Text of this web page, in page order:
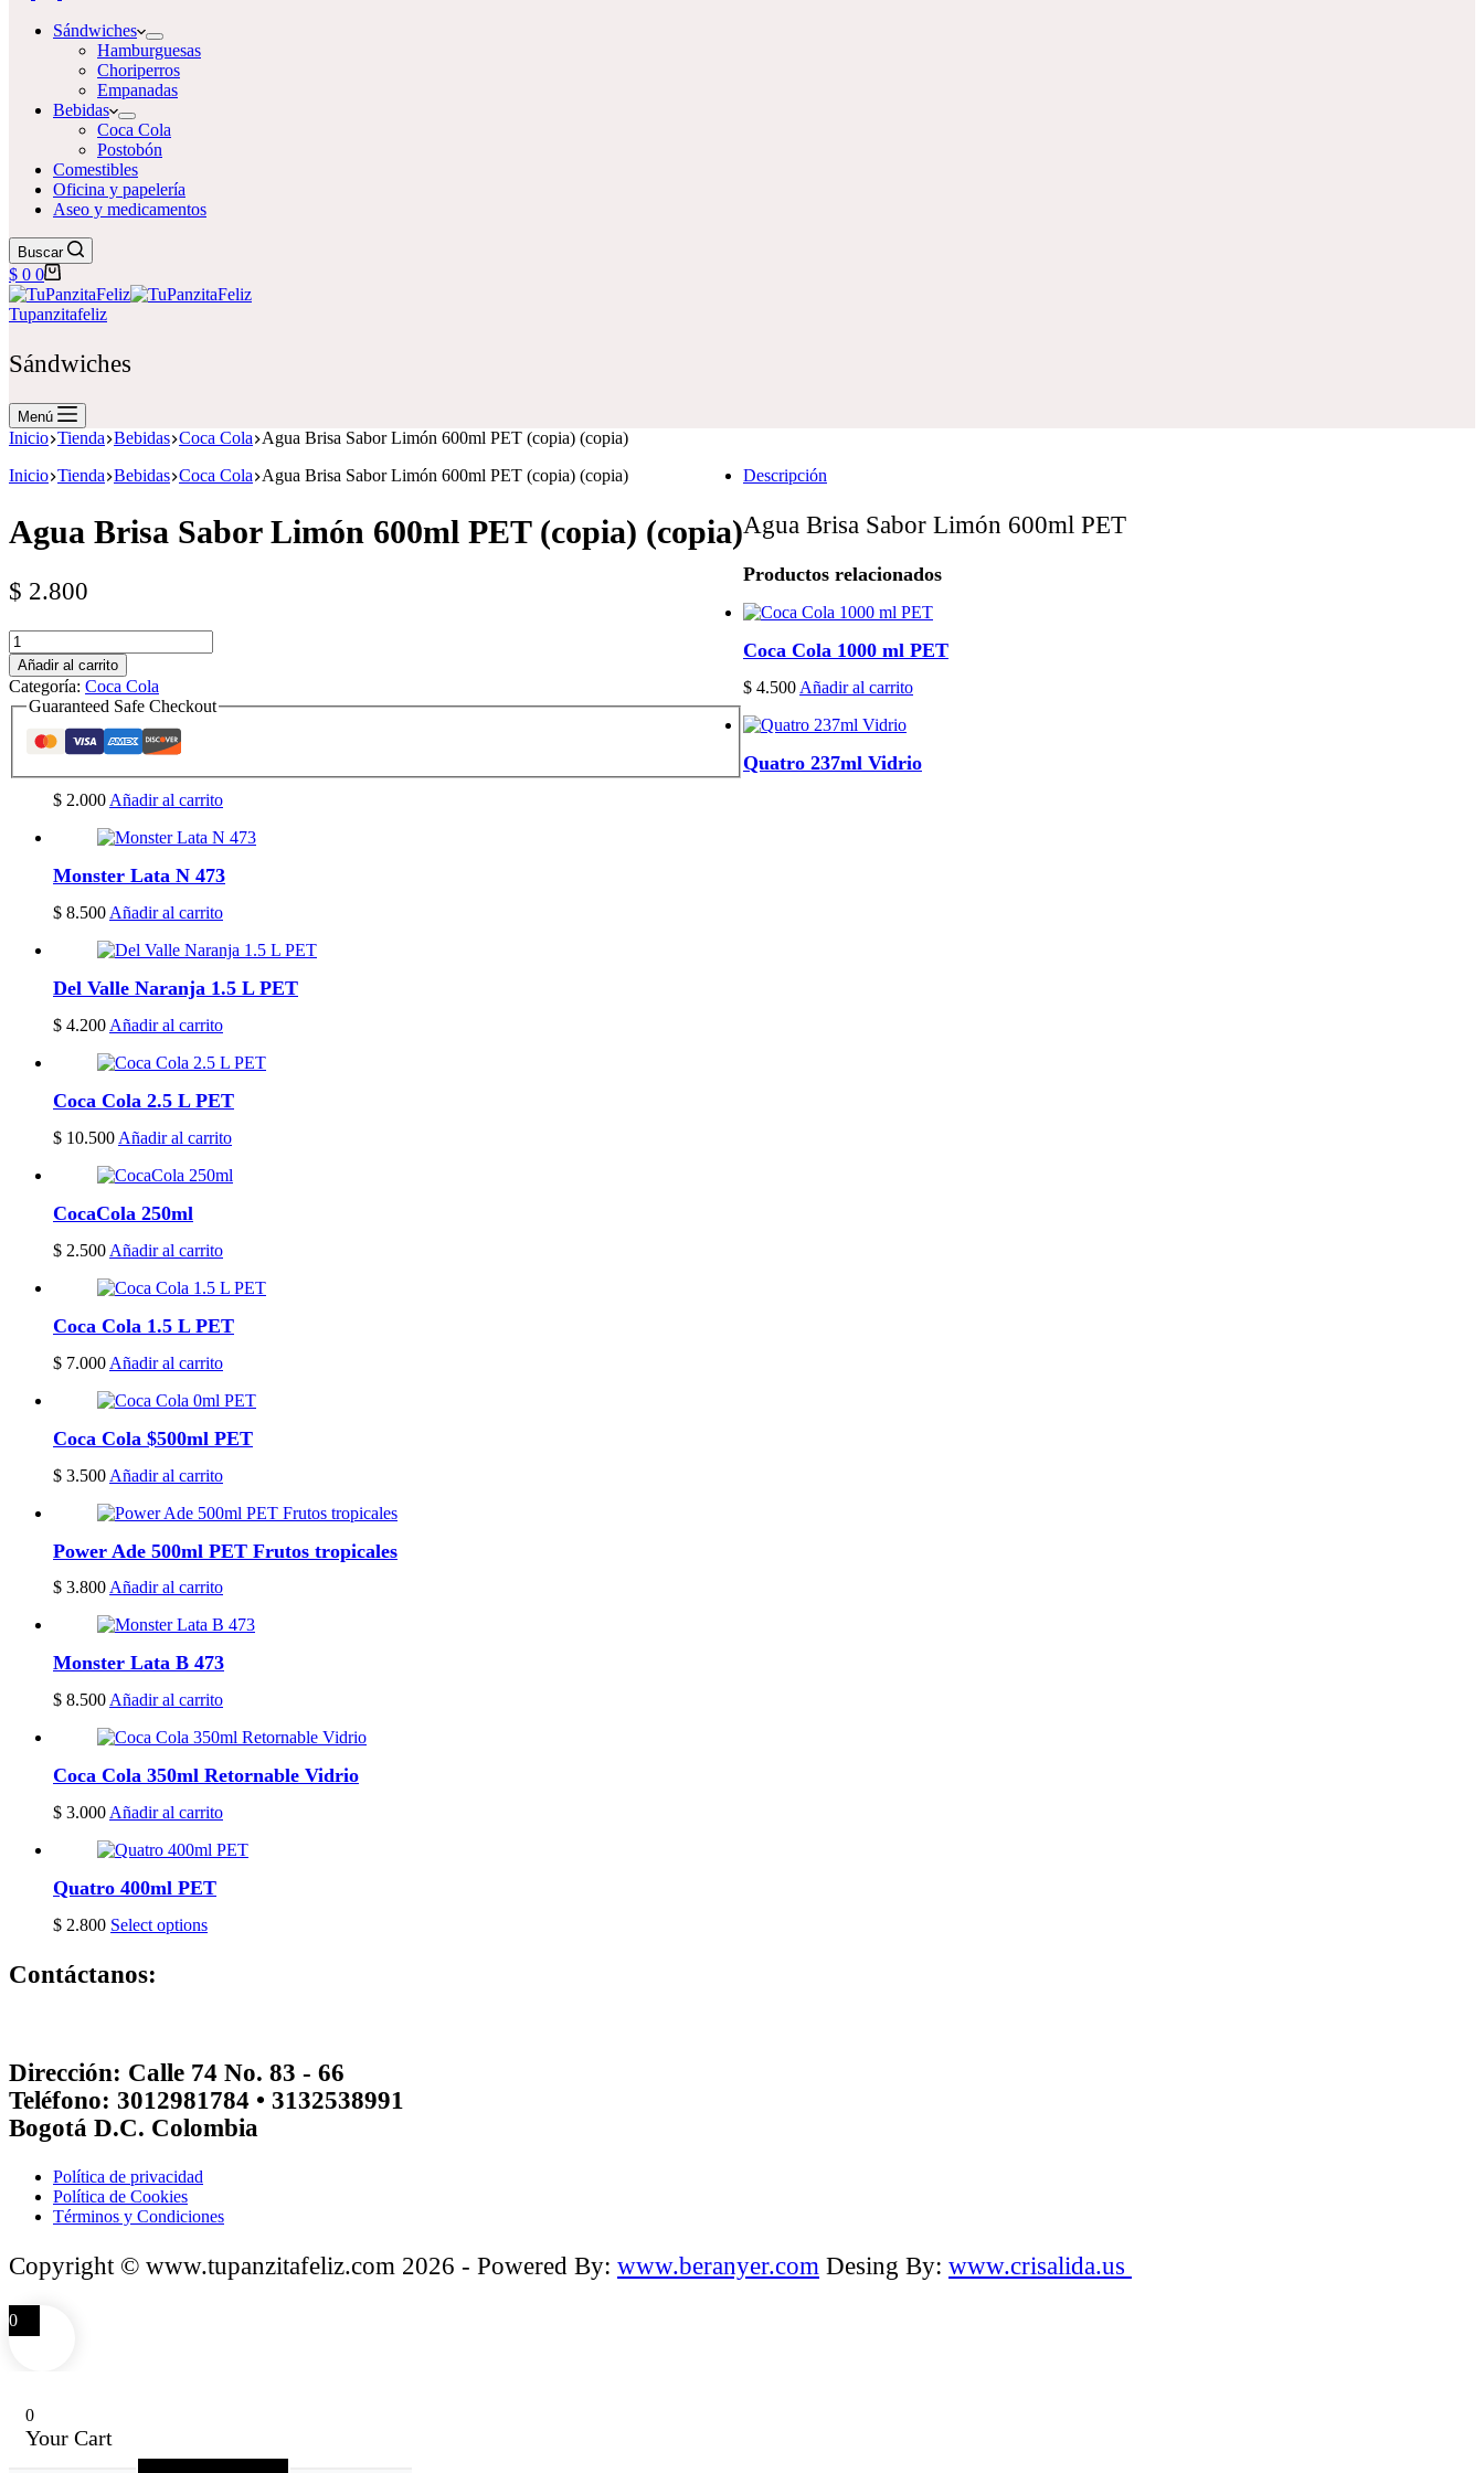
Sándwiches
Hamburguesas
Choriperros
Empanadas
Bebidas
Coca Cola
Postobón
Comestibles
Oficina y papelería
Aseo y medicamentos
Buscar
Carro
de
compra
$ 0 0
Tupanzitafeliz
Sándwiches
Menú
Inicio Tienda Bebidas Coca Cola Agua Brisa Sabor Limón 600ml PET (copia) (copia)
Inicio Tienda Bebidas Coca Cola Agua Brisa Sabor Limón 600ml PET (copia) (copia)
Agua Brisa Sabor Limón 600ml PET (copia) (copia)
$ 2.800
Agua
Brisa
Sabor
Limón
600ml
PET
(copia)
cantidad
Añadir al carrito
Categoría: Coca Cola
Guaranteed Safe Checkout
Descripción
Agua Brisa Sabor Limón 600ml PET
Productos relacionados
Coca Cola 1000 ml PET
$ 4.500 Añadir al carrito
Quatro 237ml Vidrio
$ 2.000 Añadir al carrito
Monster Lata N 473
$ 8.500 Añadir al carrito
Del Valle Naranja 1.5 L PET
$ 4.200 Añadir al carrito
Coca Cola 2.5 L PET
$ 10.500 Añadir al carrito
CocaCola 250ml
$ 2.500 Añadir al carrito
Coca Cola 1.5 L PET
$ 7.000 Añadir al carrito
Coca Cola $500ml PET
$ 3.500 Añadir al carrito
Power Ade 500ml PET Frutos tropicales
$ 3.800Añadir al carrito
Monster Lata B 473
$ 8.500 Añadir al carrito
Coca Cola 350ml Retornable Vidrio
$ 3.000 Añadir al carrito
Quatro 400ml PET
$ 2.800 Select options
Contáctanos:
Dirección: Calle 74 No. 83 - 66
Teléfono: 3012981784 • 3132538991
Bogotá D.C. Colombia
Política de privacidad
Política de Cookies
Términos y Condiciones
Copyright © www.tupanzitafeliz.com 2026 - Powered By: www.beranyer.com Desing By: www.crisalida.us
0
0
Your Cart